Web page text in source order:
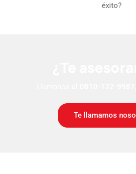
éxito?
Te llamamos